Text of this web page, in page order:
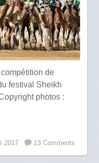
de
festival Sheikh
photos :
2017 13 Comments